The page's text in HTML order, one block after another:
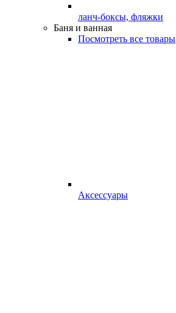
ланч-боксы, фляжки
Баня и ванная
Посмотреть все товары
Аксессуары